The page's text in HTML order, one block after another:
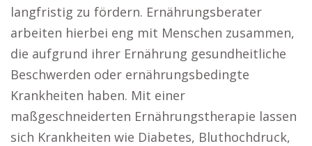
langfristig zu fördern. Ernährungsberater
arbeiten hierbei eng mit Menschen zusammen,
die aufgrund ihrer Ernährung gesundheitliche
Beschwerden oder ernährungsbedingte
Krankheiten haben. Mit einer
maßgeschneiderten Ernährungstherapie lassen
sich Krankheiten wie Diabetes, Bluthochdruck,